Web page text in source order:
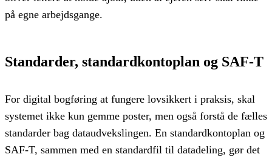
på egne arbejdsgange.
Standarder, standardkontoplan og SAF-T
For digital bogføring at fungere lovsikkert i praksis, skal
systemet ikke kun gemme poster, men også forstå de fælles
standarder bag dataudvekslingen. En standardkontoplan og
SAF-T, sammen med en standardfil til datadeling, gør det